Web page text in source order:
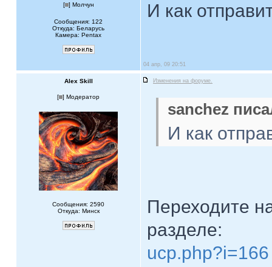
[ ] Молчун
Сообщения: 122
Откуда: Беларусь
Камера: Pentax
И как
04 апр, 09 20:51
Alex Skill Изменения на форуме.
[ ] Модератор
Сообщения: 2590
Откуда: Минск
sanchez
И как
Переходите
разделе:
ucp.php?i=166